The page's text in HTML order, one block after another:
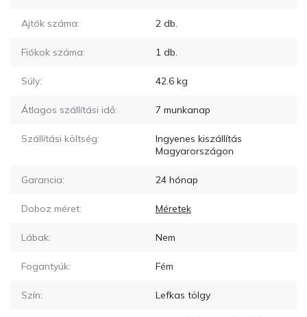
Ajtók száma: 2db.
Fiókok száma: 1db.
Súly: 42.6kg
Átlagos szállítási idő: 7 munkanap
Szállítási költség:
Ingyenes kiszállítás
Magyarországon
Garancia: 24 hónap
Doboz méret: Méretek
Lábak: Nem
Fogantyúk: Fém
Szín: Lefkas tölgy